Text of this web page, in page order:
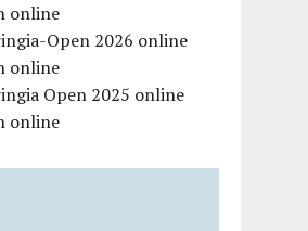
online
Open 2026 online
online
Open 2025 online
online